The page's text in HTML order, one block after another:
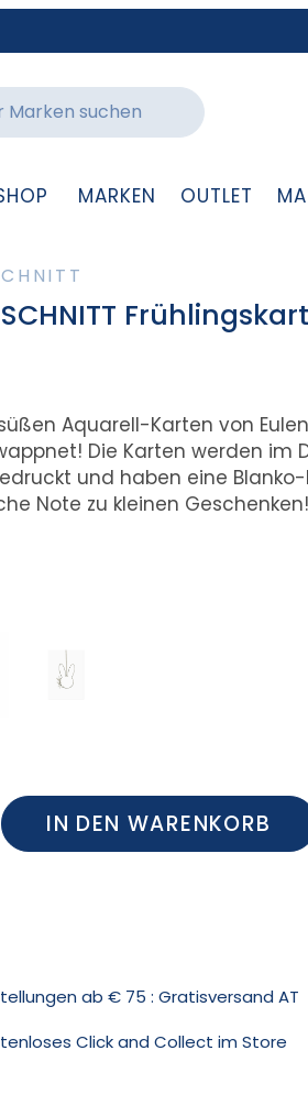
MARKEN OUTLET
Aquarell-Karten von
Die Karten werden
und haben eine
Note zu kleinen
IN DEN WARENKORB
ab € 75 : Gratisversand AT
Click and Collect im Store